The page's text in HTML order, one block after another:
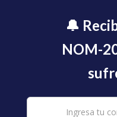
🔔
NOM-